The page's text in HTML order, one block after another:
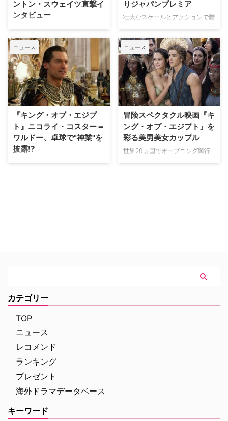
ントン・スウェイツ直撃イ
ンタビュー
7月1日（土）より全国公開されて
いる『パイレーツ・オブ・カリビ
アン／最後の海賊』。 本作で、
幽霊船フライング・ダッチマン号
の船長ウィル・ターナーの息子ヘ
ンリー・ターナーとして出演して
いるブレントン・スウェイツが、
プロモーションのため来日。共演
者とのエピソードや、出演後の生
活についてなどが、余すところな
く語られた。 ――…
りジャパンプレミア
壮大なスケールとアクションで贈
『パイレーツ・オブ・カビリア
ン』。最新作『パイレーツ・オ
ブ・カビリアン／最後の海賊』が
この夏、7月1日（土）より公開と
なるが、20日（火）都内で本作
の夏祭りプレミアが開催された。
13度目の来日を果たしたキャプ
ョニー・デップは、レ…
ニュース
『キング・オブ・エジプ
ト』ニコライ・コスター＝
ワルドー、卓球で"神業"を
披露!?
世界20カ国でオープニング興行
ニュース
冒険スペクタクル映画『キ
ング・オブ・エジプト』を
彩る美男美女カップル
世界20ヵ国でオープニング興行
カテゴリー
TOP
ニュース
レコメンド
ランキング
プレゼント
海外ドラマデータベース
キーワード